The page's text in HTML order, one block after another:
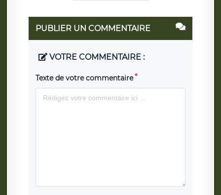
PUBLIER UN COMMENTAIRE
VOTRE COMMENTAIRE :
Texte de votre commentaire